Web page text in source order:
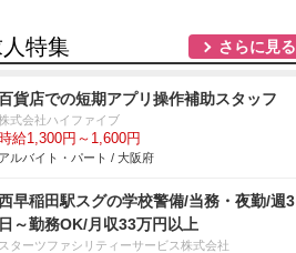
特集 さらに見る
貨店での短期アプリ操作補助スタッフ
式会社ハイファイブ
給1,300円～1,600円
アルバイト・パート / 大阪府
早稲田駅スグの学校警備/当務・夜勤/週3
日～勤務OK/月収33万円以上
スターツファシリティーサービス株式会社